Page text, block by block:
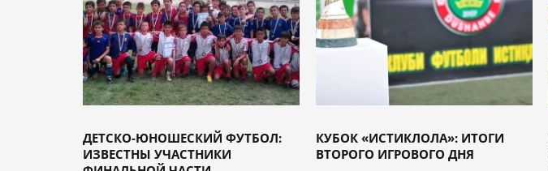
ДЕТСКО-ЮНОШЕСКИЙ ФУТБОЛ:
ИЗВЕСТНЫ УЧАСТНИКИ
КУБОК «ИСТИКЛОЛА»: ИТОГИ
ВТОРОГО ИГРОВОГО ДНЯ